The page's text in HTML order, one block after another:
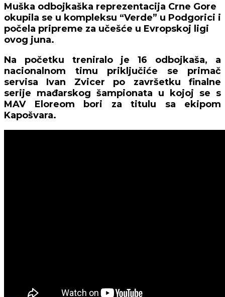
Muška odbojkaška reprezentacija Crne Gore
okupila se u kompleksu “Verde” u Podgorici i
počela pripreme za učešće u Evropskoj ligi
ovog juna.
Na početku treniralo je 16 odbojkaša, a
nacionalnom timu priključiće se primač
servisa Ivan Zvicer po završetku finalne
serije mađarskog šampionata u kojoj se s
MAV Eloreom bori za titulu sa ekipom
Kapošvara.